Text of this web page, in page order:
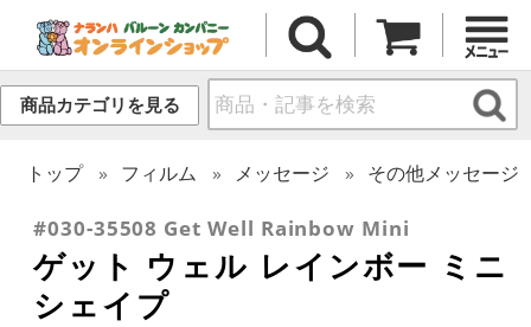
商品カテゴリを見る
トップ フィルム メッセージ その他メッセージ
#030-35508 Get Well Rainbow Mini
ゲット ウェル レインボー ミニ
シェイプ